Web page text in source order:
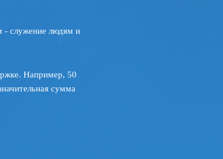
- служение людям и
Например, 50
сумма